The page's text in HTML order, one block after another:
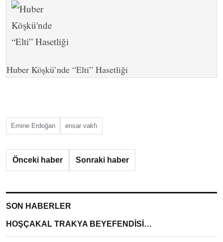
Huber Köşkü’nde “Elti” Hasetliği
Emine Erdoğan ensar vakfı
Önceki haber Sonraki haber
SON HABERLER
HOŞÇAKAL TRAKYA BEYEFENDİSİ…